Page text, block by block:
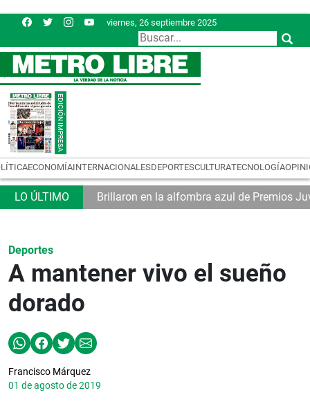
viernes, 26 septiembre 2025
ECONOMÍAINTERNACIONALESDEPORTESCULTURATECNOLOGÍA
Brillaron en la alfombra azul de Premios
Deportes
A mantener vivo el sueño
dorado
Francisco Márquez
01 de agosto de 2019